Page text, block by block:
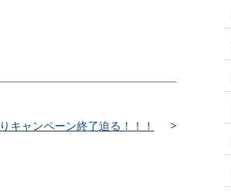
キャンペーン終了迫る！！！